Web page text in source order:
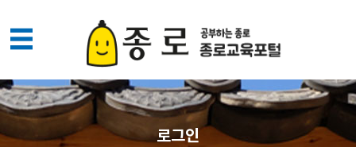
메
열
기
로그인